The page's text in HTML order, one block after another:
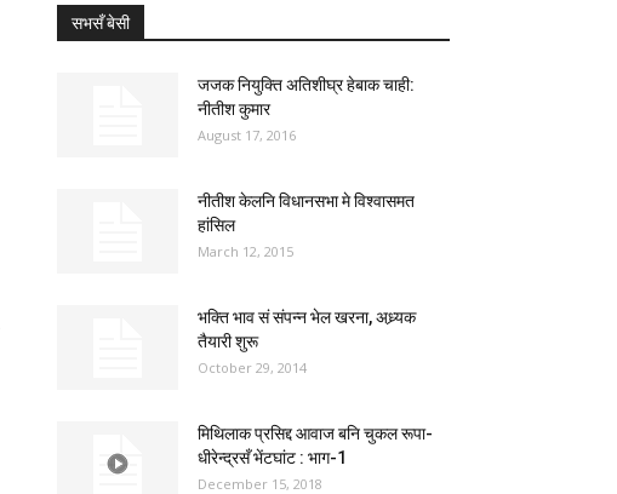
सभसँ बेसी
जजक नियुक्ति अतिशीघ्र हेबाक चाही:
नीतीश कुमार
August 17, 2016
नीतीश केलनि विधानसभा मे विश्वासमत
हांसिल
March 12, 2015
भक्ति भाव सं संपन्न भेल खरना, अध्र्यक
तैयारी शुरू
October 29, 2014
मिथिलाक प्रसिद्द आवाज बनि चुकल रूपा-
धीरेन्द्रसँ भेंटघांट : भाग-1
December 15, 2018